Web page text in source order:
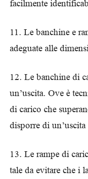
facilmente
11. Le banchine e
adeguate alle
12. Le banchine di
un’uscita. Ove è
di carico che
disporre di un’uscita
13. Le rampe di
tale da evitare che i